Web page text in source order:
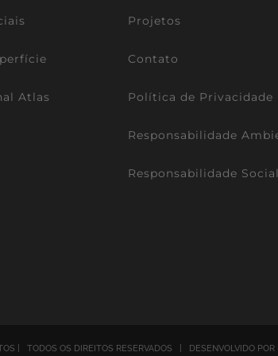
Atlas
Projetos
Contato
Política de Privacidade
Responsabilidade
Responsabilidade Social
| TODOS OS DIREITOS RESERVADOS | DESENVOLVIDO POR